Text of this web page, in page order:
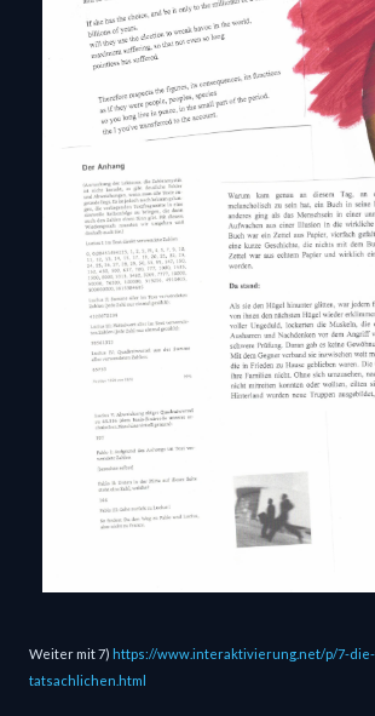
Weiter mit 7) https://www.interaktivierung.net/p/7-
tatsachlichen.html